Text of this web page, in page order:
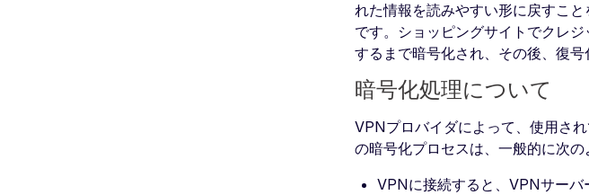
れた情報を読みやすい形に戻すこ
です。ショッピングサイトでクレ
するまで暗号化され、その後、復号
暗号化処理について
VPNプロバイダによって、使用さ
の暗号化プロセスは、一般的に次の
VPNに接続すると、VPNサーバ